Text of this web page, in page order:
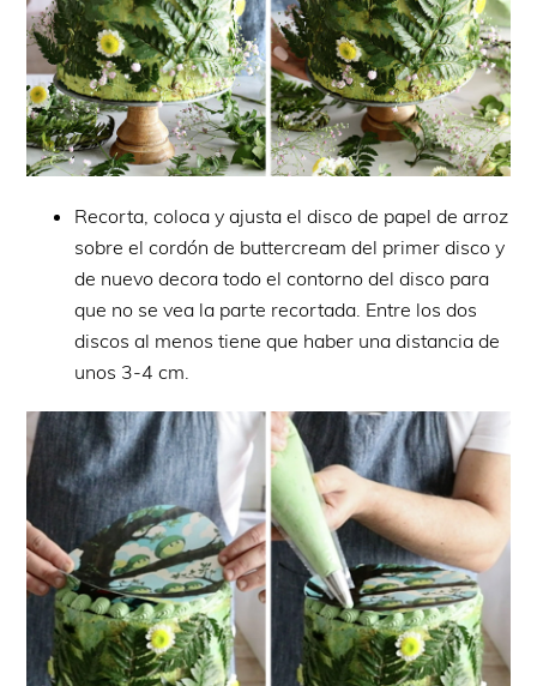
Recorta, coloca y ajusta el disco de papel de arroz
sobre el cordón de buttercream del primer disco y
de nuevo decora todo el contorno del disco para
que no se vea la parte recortada. Entre los dos
discos al menos tiene que haber una distancia de
unos 3-4 cm.